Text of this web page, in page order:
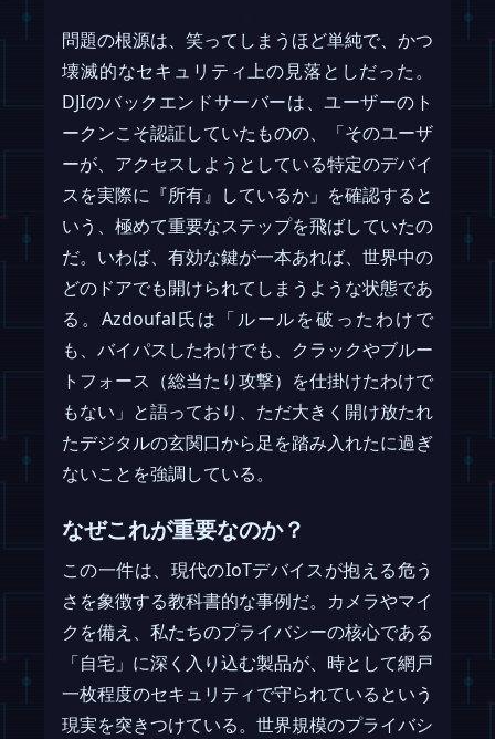
問題の根源は、笑ってしまうほど単純で、かつ
壊滅的なセキュリティ上の見落としだった。
DJIのバックエンドサーバーは、ユーザーのト
ークンこそ認証していたものの、「そのユーザ
ーが、アクセスしようとしている特定のデバイ
スを実際に『所有』しているか」を確認すると
いう、極めて重要なステップを飛ばしていたの
だ。いわば、有効な鍵が一本あれば、世界中の
どのドアでも開けられてしまうような状態であ
る。Azdoufal氏は「ルールを破ったわけで
も、バイパスしたわけでも、クラックやブルー
トフォース（総当たり攻撃）を仕掛けたわけで
もない」と語っており、ただ大きく開け放たれ
たデジタルの玄関口から足を踏み入れたに過ぎ
ないことを強調している。
なぜこれが重要なのか？
この一件は、現代のIoTデバイスが抱える危う
さを象徴する教科書的な事例だ。カメラやマイ
クを備え、私たちのプライバシーの核心である
「自宅」に深く入り込む製品が、時として網戸
一枚程度のセキュリティで守られているという
現実を突きつけている。世界規模のプライバシ